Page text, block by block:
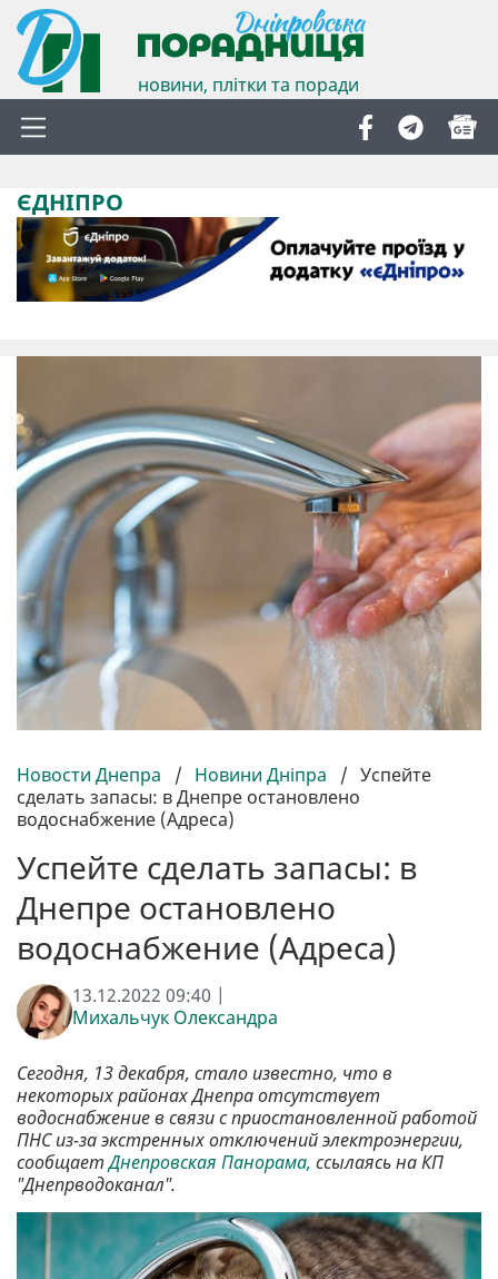
новини, плітки та поради
ЄДНІПРО
Новости Днепра / Новини Дніпра / Успейте
сделать запасы: в Днепре остановлено
водоснабжение (Адреса)
Успейте сделать запасы: в
Днепре остановлено
водоснабжение (Адреса)
13.12.2022 09:40 |
Михальчук Олександра
Сегодня, 13 декабря, стало известно, что в
некоторых районах Днепра отсутствует
водоснабжение в связи с приостановленной работой
ПНС из-за экстренных отключений электроэнергии,
сообщаетДнепровская Панорама, ссылаясь на КП
"Днепрводоканал".